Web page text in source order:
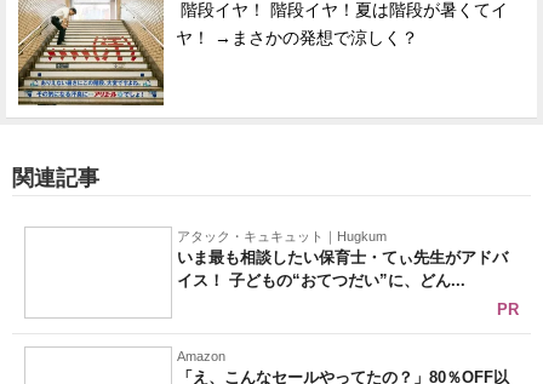
階段イヤ！ 階段イヤ！夏は階段が暑くてイ
ヤ！ →まさかの発想で涼しく？
関連記事
アタック・キュキュット｜Hugkum
いま最も相談したい保育士・てぃ先生がアドバ
イス！ 子どもの“おてつだい”に、どん...
PR
Amazon
「え、こんなセールやってたの？」80％OFF以